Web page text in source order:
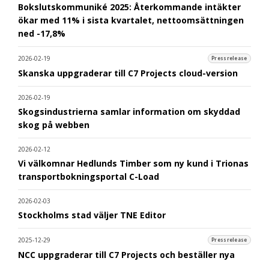
Bokslutskommuniké 2025: Återkommande intäkter
ökar med 11% i sista kvartalet, nettoomsättningen
ned -17,8%
2026-02-19 Pressrelease
Skanska uppgraderar till C7 Projects cloud-version
2026-02-19
Skogsindustrierna samlar information om skyddad
skog på webben
2026-02-12
Vi välkomnar Hedlunds Timber som ny kund i Trionas
transportbokningsportal C-Load
2026-02-03
Stockholms stad väljer TNE Editor
2025-12-29 Pressrelease
NCC uppgraderar till C7 Projects och beställer nya